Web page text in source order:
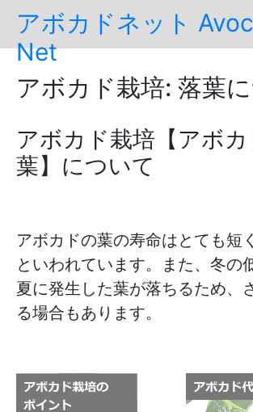
Skip
content
アボカドネット
Net
アボカド栽培: 落葉
アボカド栽培【アボ
葉】について
アボカドの葉の寿命はとても短
といわれています。また、冬の
夏に発生した葉が落ちるため、
る場合もあります。